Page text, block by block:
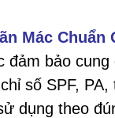
Mác Chuẩn
đảm bảo cung
số SPF, PA,
dụng theo